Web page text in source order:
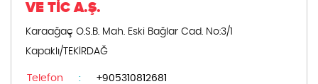
VE TİC A.Ş.
Karaağaç O.S.B. Mah. Eski Bağlar Cad. No:3/1
Kapaklı/TEKİRDAĞ
Telefon :
+905310812681